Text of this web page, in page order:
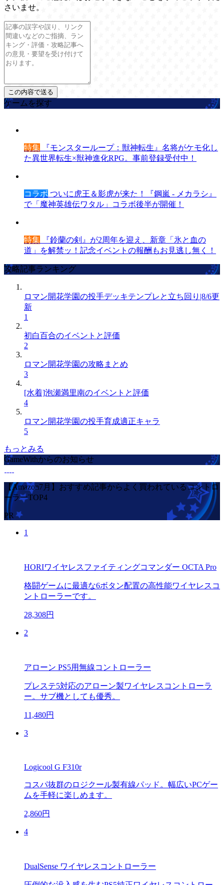
さいませ。
ゲームを探す
特集 『モンスターループ：獣神転生』名将がケモ化し
た異世界転生×獣神進化RPG。事前登録受付中！
コラボ ついに虎王＆影虎が来た！『鋼嵐 - メカラシ』
で「魔神英雄伝ワタル」コラボ後半が開催！
特集 『鈴蘭の剣』が2周年を迎え、新章「氷と血の
道」を解禁ッ！記念イベントの報酬もお見逃し無く！
攻略記事ランキング
ロマン開花学園の投手デッキテンプレと立ち回り|8/6更
新
1
初白百合のイベントと評価
2
ロマン開花学園の攻略まとめ
3
[水着]泡瀬満里南のイベントと評価
4
ロマン開花学園の投手育成適正キャラ
5
もっとみる
GameWithからのお知らせ
【Amazon7月】おすすめ記事からよく買われているコントロ
ーラーTOP4
PR
1
HORIワイヤレスファイティングコマンダー OCTA Pro
格闘ゲームに最適な6ボタン配置の高性能ワイヤレスコ
ントローラーです。
28,308円
2
アローン PS5用無線コントローラー
プレステ5対応のアローン製ワイヤレスコントローラ
ー。サブ機としても優秀。
11,480円
3
Logicool G F310r
コスパ抜群のロジクール製有線パッド。幅広いPCゲー
ムを手軽に楽しめます。
2,860円
4
DualSense ワイヤレスコントローラー